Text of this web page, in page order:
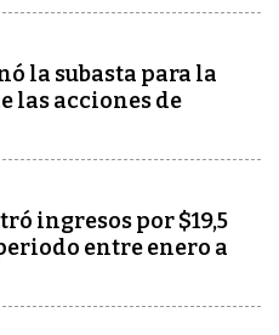
la subasta para la
las acciones de
ingresos por $19,5
entre enero a